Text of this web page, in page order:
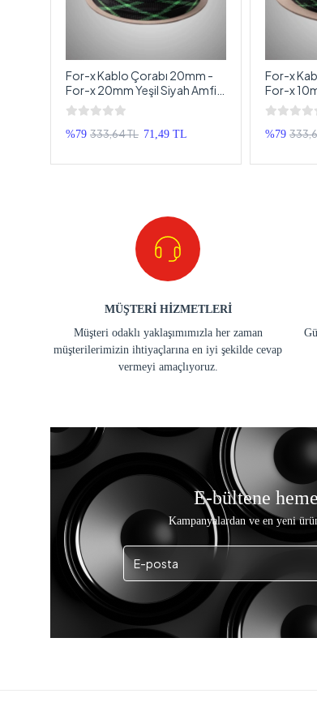
For-x Kablo Çorabı 20mm -
For-x 20mm Yeşil Siyah Amfi
Kablo Toplayıcı - 1 Metre
%79 333,64 TL 71,49 TL
For-x
For-x
Kablo
%79
MÜŞTERİ HİZMETLERİ
Müşteri odaklı yaklaşımımızla her zaman
müşterilerimizin ihtiyaçlarına en iyi şekilde cevap
vermeyi amaçlıyoruz.
E-bültene
Kampanyalardan ve en yeni